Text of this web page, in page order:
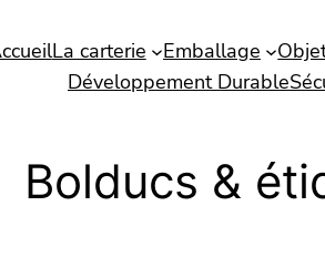
La carterie Emballage
Développement Durable
Bolducs &